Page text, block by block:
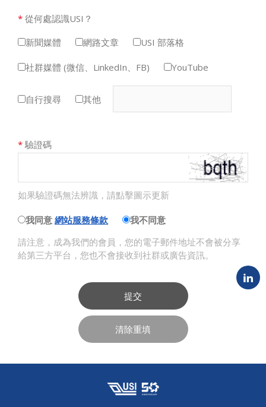
* 從何處認識USI？
新聞媒體
網路文章 USI 部落格
社群媒體 (微信、LinkedIn、FB) YouTube
自行搜尋 其他
* 驗證碼
如果驗證碼無法辨識，請點擊圖示更新
我同意 網站服務條款
我不同意
請注意，成為我們的會員，您的電子郵件地址不會被分享
給第三方平台，您也不會接收到社群或廣告資訊。
提交
清除重填